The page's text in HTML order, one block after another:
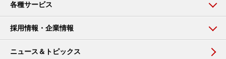
各種サービス
採用情報・企業情報
ニュース＆トピックス